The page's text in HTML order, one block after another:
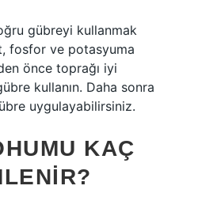
gübreyi kullanmak
fosfor ve potasyuma
önce toprağı iyi
kullanın. Daha sonra
uygulayabilirsiniz.
KAÇ